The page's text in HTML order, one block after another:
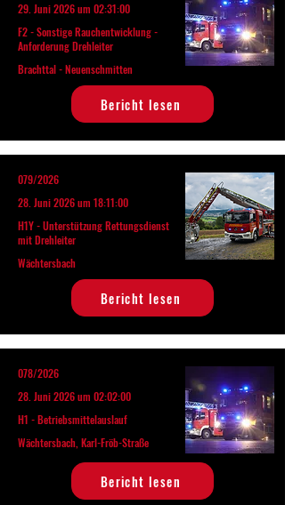
29. Juni 2026 um 02:31:00
F2 - Sonstige Rauchentwicklung -
Anforderung Drehleiter
Brachttal - Neuenschmitten
Bericht lesen
079/2026
28. Juni 2026 um 18:11:00
H1Y - Unterstützung Rettungsdienst
mit Drehleiter
Wächtersbach
Bericht lesen
078/2026
28. Juni 2026 um 02:02:00
H1 - Betriebsmittelauslauf
Wächtersbach, Karl-Fröb-Straße
Bericht lesen